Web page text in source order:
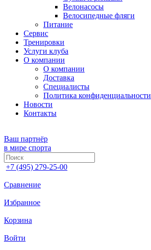
Велонасосы
Велосипедные фляги
Питание
Сервис
Тренировки
Услуги клуба
О компании
О компании
Доставка
Специалисты
Политика конфиденциальности
Новости
Контакты
Ваш партнёр
в мире спорта
+7 (495) 279-25-00
Сравнение
Избранное
Корзина
Войти